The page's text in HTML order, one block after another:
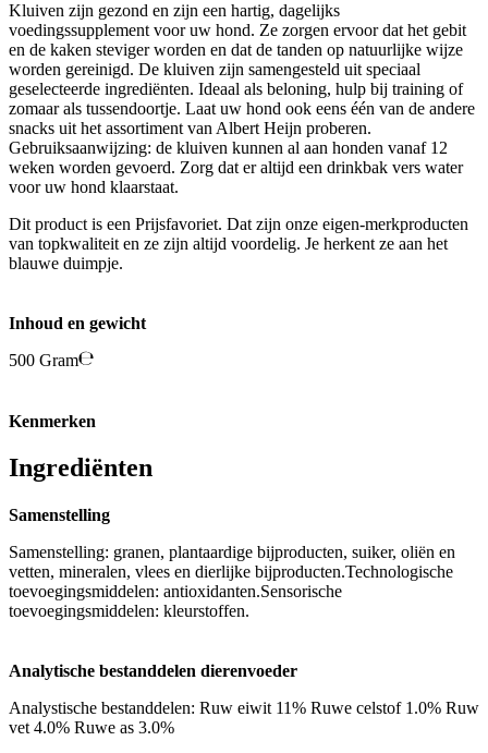
Kluiven zijn gezond en zijn een hartig, dagelijks
voedingssupplement voor uw hond. Ze zorgen ervoor dat het gebit
en de kaken steviger worden en dat de tanden op natuurlijke wijze
worden gereinigd. De kluiven zijn samengesteld uit speciaal
geselecteerde ingrediënten. Ideaal als beloning, hulp bij training of
zomaar als tussendoortje. Laat uw hond ook eens één van de andere
snacks uit het assortiment van Albert Heijn proberen.
Gebruiksaanwijzing: de kluiven kunnen al aan honden vanaf 12
weken worden gevoerd. Zorg dat er altijd een drinkbak vers water
voor uw hond klaarstaat.
Dit product is een Prijsfavoriet. Dat zijn onze eigen-merkproducten
van topkwaliteit en ze zijn altijd voordelig. Je herkent ze aan het
blauwe duimpje.
Inhoud en gewicht
500 Gram
Kenmerken
Ingrediënten
Samenstelling
Samenstelling: granen, plantaardige bijproducten, suiker, oliën en
vetten, mineralen, vlees en dierlijke bijproducten.Technologische
toevoegingsmiddelen: antioxidanten.Sensorische
toevoegingsmiddelen: kleurstoffen.
Analytische bestanddelen dierenvoeder
Analystische bestanddelen: Ruw eiwit 11% Ruwe celstof 1.0% Ruw
vet 4.0% Ruwe as 3.0%